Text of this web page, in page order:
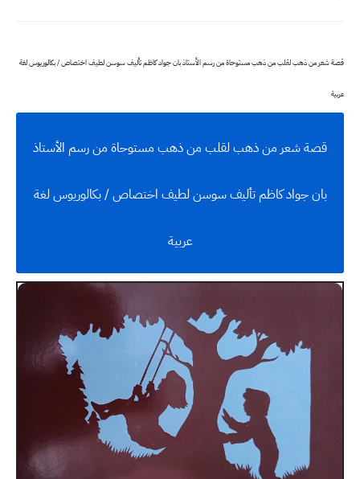
قصة شعر من ذهب لقلب من ذهب مستوحاة من رسم الأستاذ بان جواد كاظم تأليف سوسن لطيف اختصاص / بكالوريوس لغة
عربية
قصة شعر من ذهب لقلب من ذهب مستوحاة من رسم الأستاذ
بان جواد كاظم تأليف سوسن لطيف اختصاص / بكالوريوس لغة
عربية